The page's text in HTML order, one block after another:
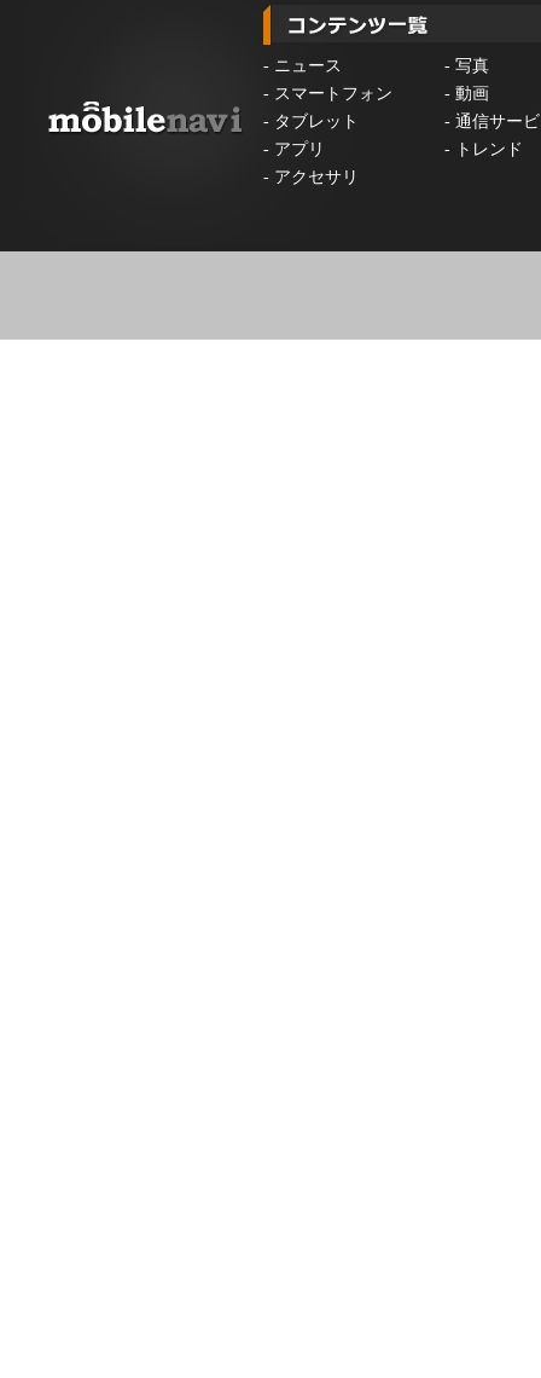
- ニュース - 写真
- スマートフォン - 動画
- タブレット - 通信サー
- アプリ -
トレンド
- アクセサリ